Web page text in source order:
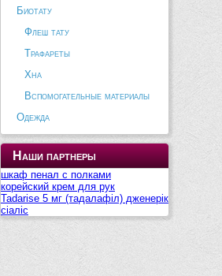
Биотату
Флеш тату
Трафареты
Хна
Вспомогательные материалы
Одежда
Наши партнеры
шкаф пенал с полками
корейский крем для рук
Tadarise 5 мг (тадалафіл) дженерік
сіаліс